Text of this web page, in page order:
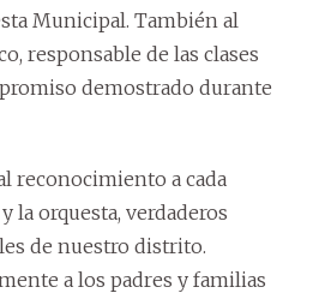
Municipal. También al
responsable de las clases
demostrado durante
reconocimiento a cada
la orquesta, verdaderos
de nuestro distrito.
a los padres y familias